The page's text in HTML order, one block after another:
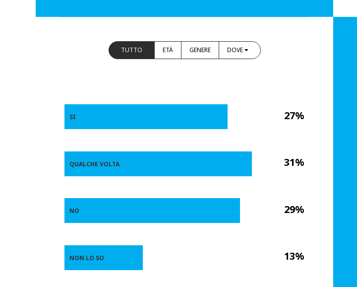
TUTTO ETÀ GENERE DOVE
27%
31%
29%
13%
SI
QUALCHE VOLTA
NO
NON LO SO